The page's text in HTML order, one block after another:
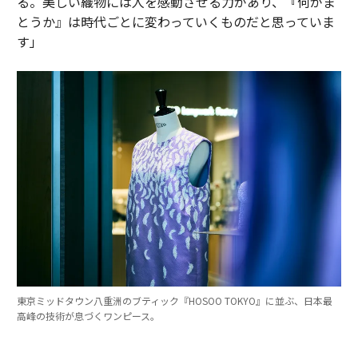
とうか』は時代ごとに変わっていくものだと思っていま
す」
東京ミッドタウン八重洲のブティック『HOSOO TOKYO』に並ぶ、日本最
高峰の技術が息づくワンピース。